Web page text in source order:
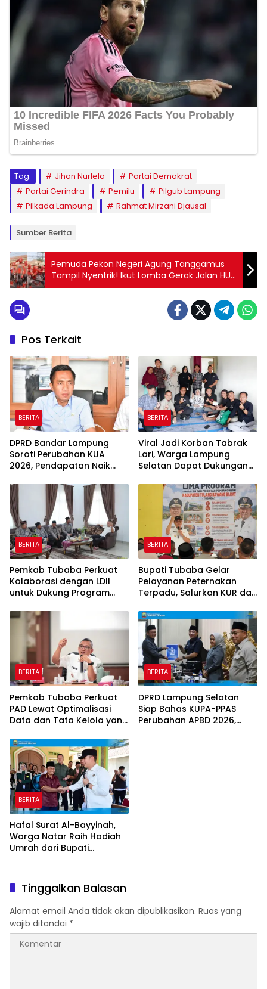
Tag: Jihan Nurlela
Partai Demokrat
Partai Gerindra
Pemilu
Pilgub Lampung
Pilkada Lampung
Rahmat Mirzani Djausal
Sumber Berita
Pemuda Pekon Negeri Agung Tanggamus
Tampil Nyentrik! Ikut Lomba Gerak Jalan HUT
ke-79 RI dengan Kostum Spiderman
Pos Terkait
BERITA
DPRD Bandar Lampung
Soroti Perubahan KUA
2026, Pendapatan Naik
Dipangkas
BERITA
Viral Jadi Korban Tabrak
Lari, Warga Lampung
Selatan Dapat Dukungan
Influencer
BERITA
Pemkab Tubaba Perkuat
Kolaborasi dengan LDII
untuk Dukung Program
BERITA
Bupati Tubaba Gelar
Pelayanan Peternakan
Terpadu, Salurkan KUR dan
Ketenagakerjaan
BERITA
Pemkab Tubaba Perkuat
PAD Lewat Optimalisasi
Data dan Tata Kelola yang
BERITA
DPRD Lampung Selatan
Siap Bahas KUPA-PPAS
Perubahan APBD 2026,
BERITA
Hafal Surat Al-Bayyinah,
Warga Natar Raih Hadiah
Umrah dari Bupati
Tinggalkan Balasan
Alamat email Anda tidak akan dipublikasikan. Ruas yang
wajib ditandai *